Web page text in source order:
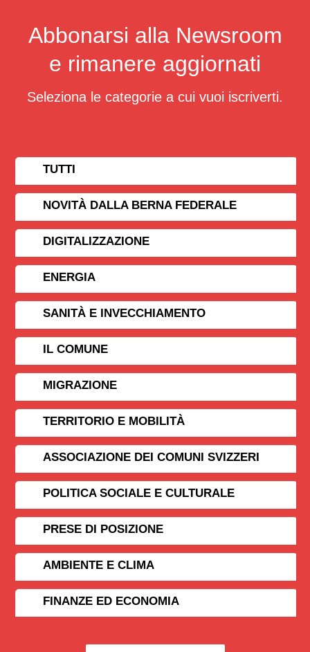
Abbonarsi alla Newsroom
e rimanere aggiornati
Seleziona le categorie a cui vuoi iscriverti.
TUTTI
NOVITÀ DALLA BERNA FEDERALE
DIGITALIZZAZIONE
ENERGIA
SANITÀ E INVECCHIAMENTO
IL COMUNE
MIGRAZIONE
TERRITORIO E MOBILITÀ
ASSOCIAZIONE DEI COMUNI SVIZZERI
POLITICA SOCIALE E CULTURALE
PRESE DI POSIZIONE
AMBIENTE E CLIMA
FINANZE ED ECONOMIA